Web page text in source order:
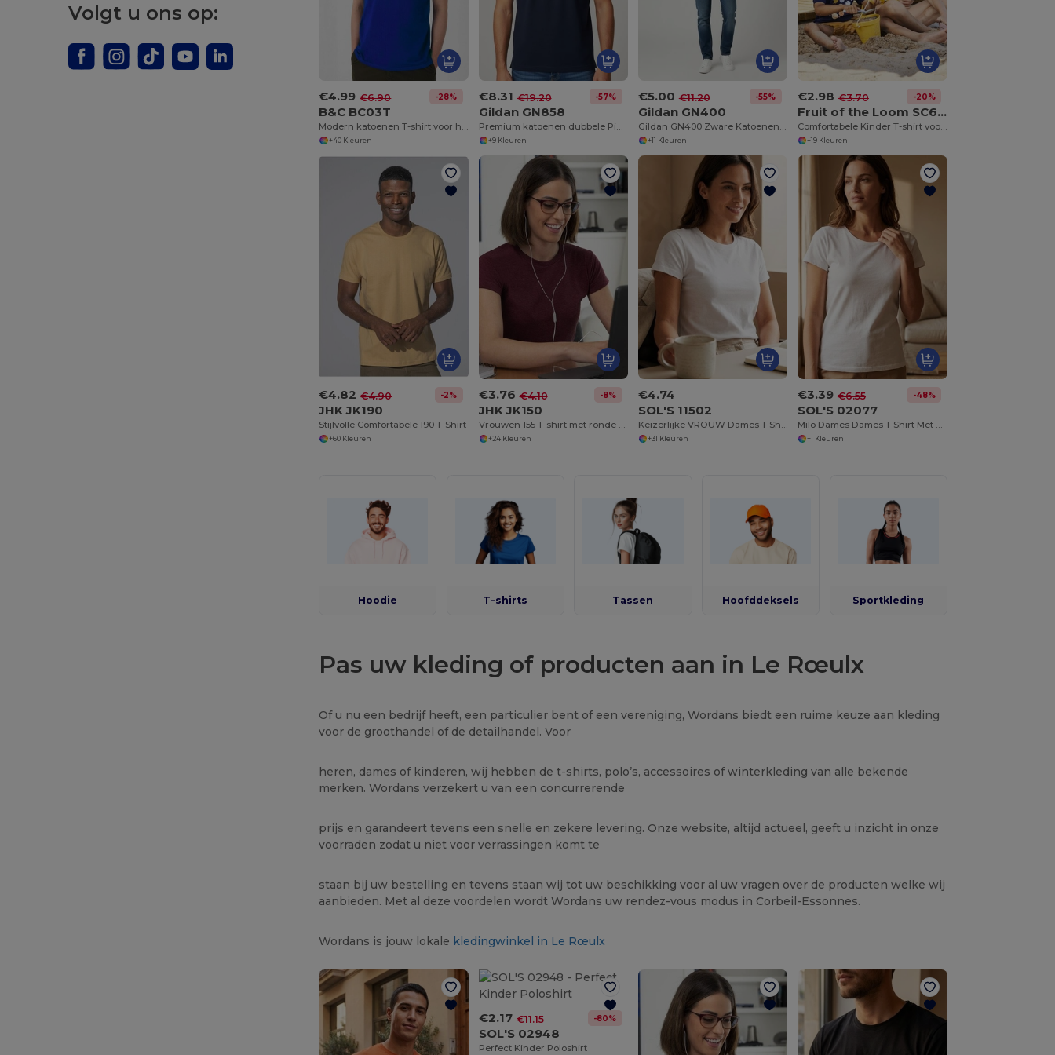
Volgt u ons op:
€4.99 €6.90 -28%
B&C BC03T
Modern katoenen T-shirt voor heren
+40 Kleuren
€8.31 €19.20 -57%
Gildan GN858
Premium katoenen dubbele Piqué Polo
+9 Kleuren
€5.00 €11.20 -55%
Gildan GN400
Gildan GN400 Zware Katoenen T-Shirt
+11 Kleuren
€2.98 €3.70 -20%
Fruit of the Loom SC6123
Comfortabele Kinder T-shirt voor Meisjes
+19 Kleuren
€4.82 €4.90 -2%
JHK JK190
Stijlvolle Comfortabele 190 T-Shirt
+60 Kleuren
€3.76 €4.10 -8%
JHK JK150
Vrouwen 155 T-shirt met ronde hals
+24 Kleuren
€4.74
SOL'S 11502
Keizerlijke VROUW Dames T Shirt Ronde Hals
+31 Kleuren
€3.39 €6.55 -48%
SOL'S 02077
Milo Dames Dames T Shirt Met Korte Mouwen
+1 Kleuren
Hoodie T-shirts Tassen Hoofddeksels Sportkleding
Pas uw kleding of producten aan in Le Rœulx
Of u nu een bedrijf heeft, een particulier bent of een vereniging, Wordans biedt een ruime keuze aan kleding
voor de groothandel of de detailhandel. Voor
heren, dames of kinderen, wij hebben de t-shirts, polo’s, accessoires of winterkleding van alle bekende
merken. Wordans verzekert u van een concurrerende
prijs en garandeert tevens een snelle en zekere levering. Onze website, altijd actueel, geeft u inzicht in onze
voorraden zodat u niet voor verrassingen komt te
staan bij uw bestelling en tevens staan wij tot uw beschikking voor al uw vragen over de producten welke wij
aanbieden. Met al deze voordelen wordt Wordans uw rendez-vous modus in Corbeil-Essonnes.
Wordans is jouw lokale kledingwinkel in Le Rœulx
€2.17 €11.15 -80%
SOL'S 02948
Perfect Kinder Poloshirt